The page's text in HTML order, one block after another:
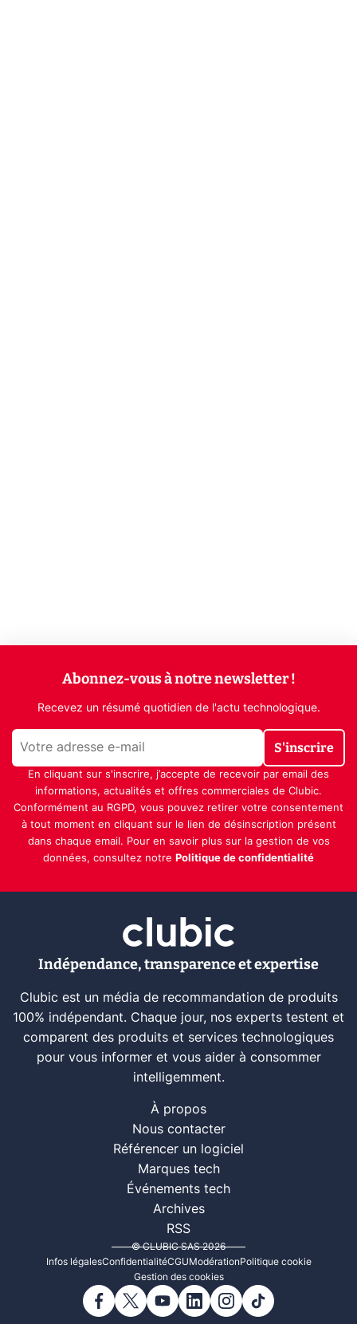
Abonnez-vous à notre newsletter !
Recevez un résumé quotidien de l'actu technologique.
S'inscrire
En cliquant sur s'inscrire, j’accepte de recevoir par email des
informations, actualités et offres commerciales de Clubic.
Conformément au RGPD, vous pouvez retirer votre consentement
à tout moment en cliquant sur le lien de désinscription présent
dans chaque email. Pour en savoir plus sur la gestion de vos
données, consultez notre Politique de confidentialité
Indépendance, transparence et expertise
Clubic est un média de recommandation de produits
100% indépendant. Chaque jour, nos experts testent et
comparent des produits et services technologiques
pour vous informer et vous aider à consommer
intelligemment.
À propos
Nous contacter
Référencer un logiciel
Marques tech
Événements tech
Archives
RSS
© CLUBIC SAS 2026
Infos légalesConfidentialitéCGUModérationPolitique cookie
Gestion des cookies